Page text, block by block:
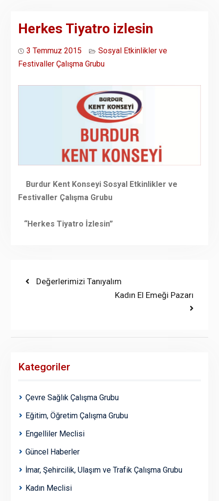
Herkes Tiyatro izlesin
3 Temmuz 2015
Sosyal Etkinlikler ve
Festivaller Çalışma Grubu
Burdur Kent Konseyi Sosyal Etkinlikler ve
Festivaller Çalışma Grubu
“Herkes Tiyatro İzlesin”
YazıPrevious
Değerlerimizi Tanıyalım
Next
Kadın El Emeği Pazarı
Kategoriler
Çevre Sağlık Çalışma Grubu
Eğitim, Öğretim Çalışma Grubu
Engelliler Meclisi
Güncel Haberler
İmar, Şehircilik, Ulaşım ve Trafik Çalışma Grubu
Kadın Meclisi